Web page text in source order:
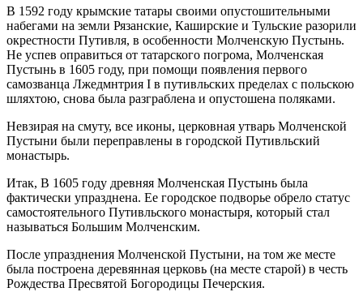
В 1592 году крымские татары своими опустошительными
набегами на земли Рязанские, Каширские и Тульские разорили
окрестности Путивля, в особенности Молченскую Пустынь.
Не успев оправиться от татарского погрома, Молченская
Пустынь в 1605 году, при помощи появления первого
самозванца Лжедмнтрия I в путивльских пределах с польскою
шляхтою, снова была разграблена и опустошена поляками.
Невзирая на смуту, все иконы, церковная утварь Молченской
Пустыни были переправлены в городской Путивльский
монастырь.
Итак, В 1605 году древняя Молченская Пустынь была
фактически упразднена. Ее городское подворье обрело статус
самостоятельного Путивльского монастыря, который стал
называться Большим Молченским.
После упразднения Молченской Пустыни, на том же месте
была построена деревянная церковь (на месте старой) в честь
Рождества Пресвятой Богородицы Печерския.